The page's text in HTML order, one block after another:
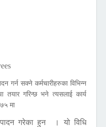
गर्न सक्ने कर्मचारीहरुका विभिन्न
तयार गरिन्छ भने त्यसलाई कार्य
मा
गरेका हुन । यो विधि